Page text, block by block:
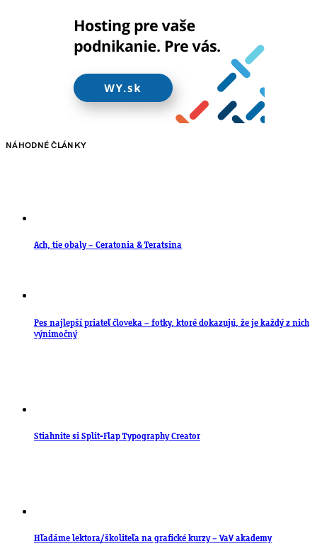
NÁHODNÉ ČLÁNKY
Ach, tie obaly – Ceratonia & Teratsina
Pes najlepší priateľ človeka – fotky, ktoré dokazujú, že je každý z nich
výnimočný
Stiahnite si Split-Flap Typography Creator
Hľadáme lektora/školiteľa na grafické kurzy – VaV akademy